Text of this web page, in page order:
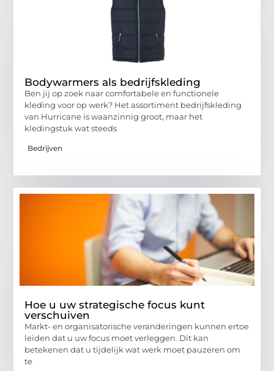
Bodywarmers als bedrijfskleding
Ben jij op zoek naar comfortabele en functionele
kleding voor op werk? Het assortiment bedrijfskleding
van Hurricane is waanzinnig groot, maar het
kledingstuk wat steeds
Bedrijven
Hoe u uw strategische focus kunt
verschuiven
Markt- en organisatorische veranderingen kunnen ertoe
leiden dat u uw focus moet verleggen. Dit kan
betekenen dat u tijdelijk wat werk moet pauzeren om
te